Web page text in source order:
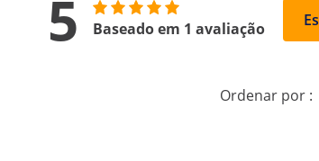
5 Baseado em 1 avaliação
Ordenar por :